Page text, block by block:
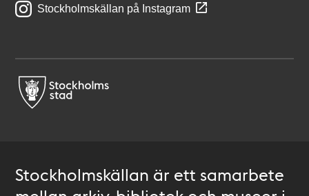
Stockholmskällan på Instagram
Stockholmskällan är ett samarbete